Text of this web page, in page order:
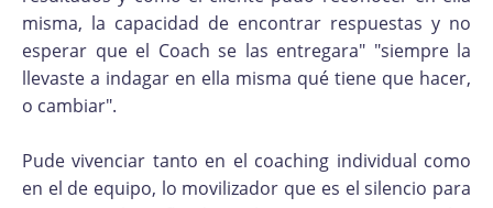
misma, la capacidad de encontrar respuestas y no
esperar que el Coach se las entregara" "siempre la
llevaste a indagar en ella misma qué tiene que hacer,
o cambiar".
Pude vivenciar tanto en el coaching individual como
en el de equipo, lo movilizador que es el silencio para